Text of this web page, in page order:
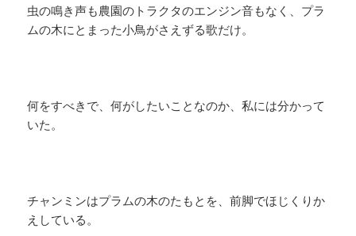
虫の鳴き声も農園のトラクタのエンジン音もなく、プラ
ムの木にとまった小鳥がさえずる歌だけ。
何をすべきで、何がしたいことなのか、私には分かって
いた。
チャンミンはプラムの木のたもとを、前脚でほじくりか
えしている。